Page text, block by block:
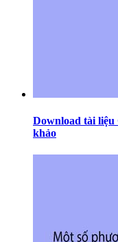
Download tài liệu
khảo